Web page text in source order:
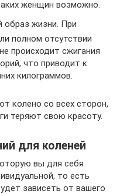
женщин возможно.
жизни. При
полном отсутствии
происходит сжигания
что приводит к
килограммов.
колено со всех сторон,
теряют свою красоту.
для коленей
вы для себя
то есть
зависеть от вашего